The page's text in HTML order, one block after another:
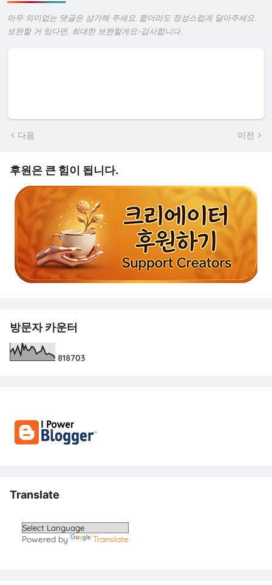
아무 의미없는 댓글은 삼가해 주세요. 짧더라도 정성스럽게 달아주세요.
보완할 거 있다면, 최대한 보완할게요~감사합니다.
다음 이전
후원은 큰 힘이 됩니다.
방문자 카운터
818703
Translate
Powered by Translate